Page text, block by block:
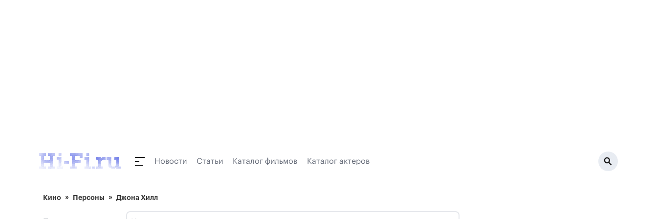
Новости Статьи Каталог фильмов Каталог актеров
Кино Персоны Джона Хилл